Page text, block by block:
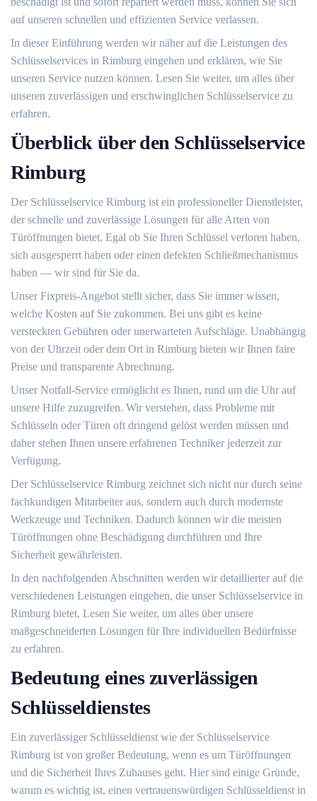
auf unseren schnellen und effizienten Service verlassen.​
In dieser Einführung werden wir näher auf die Leistungen des
Schlüsselservices in Rimburg eingehen und erklären, wie Sie
unseren Service nutzen können. Lesen Sie weiter, um alles über
unseren zuverlässigen und erschwinglichen Schlüsselservice zu
erfahren.​
Überblick über den Schlüsselservice
Rimburg
Der Schlüsselservice Rimburg ist ein professioneller Dienstleister,
der schnelle und zuverlässige Lösungen für alle Arten von
Türöffnungen bietet.​ Egal ob Sie Ihren Schlüssel verloren haben,
sich ausgesperrt haben oder einen defekten Schließmechanismus
haben ― wir sind für Sie da.
Unser Fixpreis-Angebot stellt sicher, dass Sie immer wissen,
welche Kosten auf Sie zukommen.​ Bei uns gibt es keine
versteckten Gebühren oder unerwarteten Aufschläge.​ Unabhängig
von der Uhrzeit oder dem Ort in Rimburg bieten wir Ihnen faire
Preise und transparente Abrechnung.
Unser Notfall-Service ermöglicht es Ihnen, rund um die Uhr auf
unsere Hilfe zuzugreifen.​ Wir verstehen, dass Probleme mit
Schlüsseln oder Türen oft dringend gelöst werden müssen und
daher stehen Ihnen unsere erfahrenen Techniker jederzeit zur
Verfügung.​
Der Schlüsselservice Rimburg zeichnet sich nicht nur durch seine
fachkundigen Mitarbeiter aus, sondern auch durch modernste
Werkzeuge und Techniken. Dadurch können wir die meisten
Türöffnungen ohne Beschädigung durchführen und Ihre
Sicherheit gewährleisten.​
In den nachfolgenden Abschnitten werden wir detaillierter auf die
verschiedenen Leistungen eingehen, die unser Schlüsselservice in
Rimburg bietet.​ Lesen Sie weiter, um alles über unsere
maßgeschneiderten Lösungen für Ihre individuellen Bedürfnisse
zu erfahren.​
Bedeutung eines zuverlässigen
Schlüsseldienstes
Ein zuverlässiger Schlüsseldienst wie der Schlüsselservice
Rimburg ist von großer Bedeutung, wenn es um Türöffnungen
und die Sicherheit Ihres Zuhauses geht. Hier sind einige Gründe,
warum es wichtig ist, einen vertrauenswürdigen Schlüsseldienst in